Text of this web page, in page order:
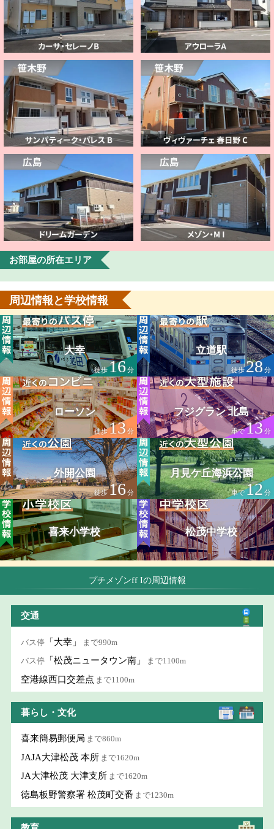
お部屋の所在エリア
周辺情報と学校情報
大幸
徒歩16分
立道駅
徒歩28 分
ローソン
徒歩13分
フジグラン 北島
車で13分
外開公園
徒歩16分
月見ケ丘海浜公園
車で12 分
喜来小学校 松茂中学校
プチメゾンff Iの周辺情報
交通
バス停 「大幸」 まで990m
バス停 「松茂ニュータウン南」 まで1100m
空港線西口交差点 まで1100m
暮らし・文化
喜来簡易郵便局 まで860m
JAJA大津松茂 本所 まで1620m
JA大津松茂 大津支所 まで1620m
徳島板野警察署 松茂町交番 まで1230m